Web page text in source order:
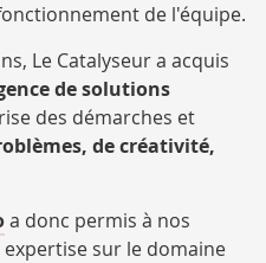
de l'équipe.
Le Catalyseur a acquis
de solutions
des démarches et
de créativité,
a donc permis à nos
sur le domaine